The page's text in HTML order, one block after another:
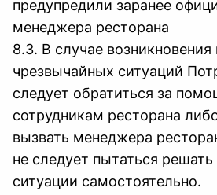
предупредили заранее
менеджера ресторана
8.3. В случае
чрезвычайных ситуаций
следует обратиться за
сотрудникам ресторана
вызвать менеджера
не следует пытаться
ситуации самостоятельно.